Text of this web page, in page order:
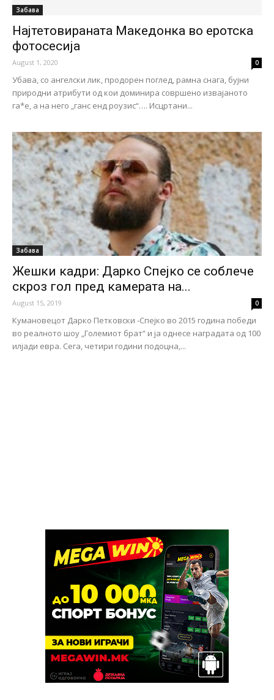
Забава
Најтетовираната Македонка во еротска
фотосесија
August 1, 2020 0
Убава, со ангелски лик, продорен поглед, рамна снага, бујни
природни атрибути од кои доминира совршено извајаното
га*е, а на него „ганс енд роузис“…. Исцртани...
Забава
Жешки кадри: Дарко Спејко се соблече
скроз гол пред камерата на...
August 15, 2019 0
Кумановецот Дарко Петковски -Спејко во 2015 година победи
во реалното шоу „Големиот брат“ и ја однесе наградата од 100
илјади евра. Сега, четири години подоцна,...